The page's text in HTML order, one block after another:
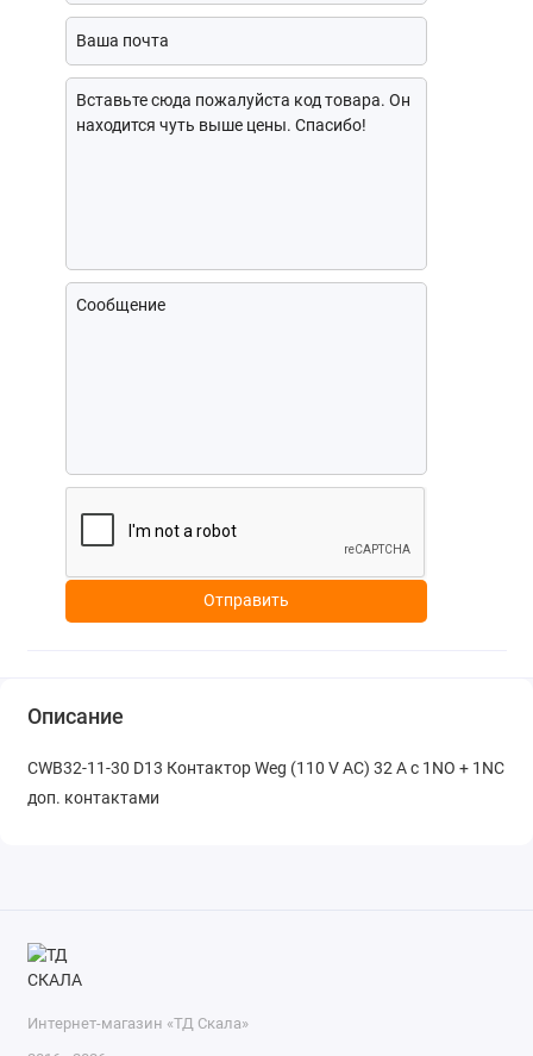
Отправить
Описание
CWB32-11-30 D13 Контактор Weg (110 V АС) 32 A с 1NO + 1NC
доп. контактами
Интернет-магазин «ТД Скала»